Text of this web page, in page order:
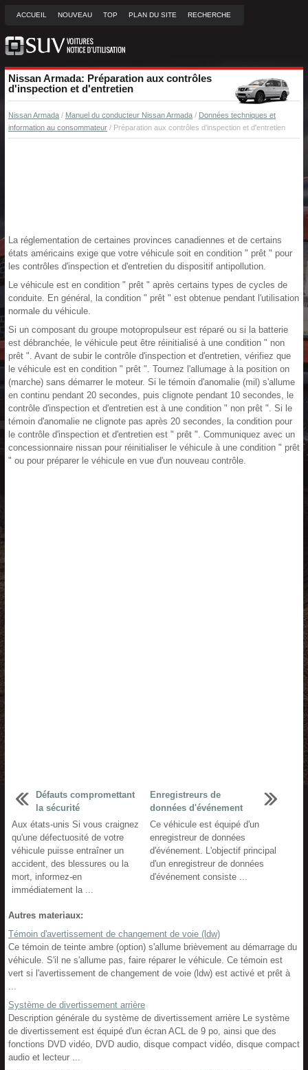
ACCUEIL NOUVEAU TOP PLAN DU SITE RECHERCHE
Nissan Armada: Préparation aux contrôles
d'inspection et d'entretien
Nissan Armada / Manuel du conducteur Nissan Armada / Données techniques et
information au consommateur / Préparation aux contrôles d'inspection et d'entretien
La réglementation de certaines provinces canadiennes et de certains
états américains exige que votre véhicule soit en condition " prêt " pour
les contrôles d'inspection et d'entretien du dispositif antipollution.
Le véhicule est en condition " prêt " après certains types de cycles de
conduite. En général, la condition " prêt " est obtenue pendant l'utilisation
normale du véhicule.
Si un composant du groupe motopropulseur est réparé ou si la batterie
est débranchée, le véhicule peut être réinitialisé à une condition " non
prêt ". Avant de subir le contrôle d'inspection et d'entretien, vérifiez que
le véhicule est en condition " prêt ". Tournez l'allumage à la position on
(marche) sans démarrer le moteur. Si le témoin d'anomalie (mil) s'allume
en continu pendant 20 secondes, puis clignote pendant 10 secondes, le
contrôle d'inspection et d'entretien est à une condition " non prêt ". Si le
témoin d'anomalie ne clignote pas après 20 secondes, la condition pour
le contrôle d'inspection et d'entretien est " prêt ". Communiquez avec un
concessionnaire nissan pour réinitialiser le véhicule à une condition " prêt
" ou pour préparer le véhicule en vue d'un nouveau contrôle.
Défauts compromettant
la sécurité
Aux états-unis Si vous craignez
qu'une défectuosité de votre
véhicule puisse entraîner un
accident, des blessures ou la
mort, informez-en
immédiatement la ...
Enregistreurs de
données d'événement
Ce véhicule est équipé d'un
enregistreur de données
d'événement. L'objectif principal
d'un enregistreur de données
d'événement consiste ...
Autres materiaux:
Témoin d'avertissement de changement de voie (ldw)
Ce témoin de teinte ambre (option) s'allume brièvement au démarrage du
véhicule. S'il ne s'allume pas, faire réparer le véhicule. Ce témoin est
vert si l'avertissement de changement de voie (ldw) est activé et prêt à
...
Système de divertissement arrière
Description générale du système de divertissement arrière Le système
de divertissement est équipé d'un écran ACL de 9 po, ainsi que des
fonctions DVD vidéo, DVD audio, disque compact vidéo, disque compact
audio et lecteur ...